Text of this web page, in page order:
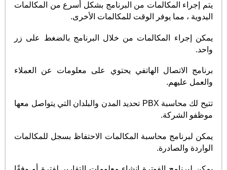
يتم إجراء المكالمات من البرنامج بشكل أسرع من المكالمات
اليدوية ، مما يوفر الوقت للمكالمات الأخرى.
يمكن إجراء المكالمات من خلال البرنامج بالضغط على زر
واحد.
برنامج الاتصال الهاتفي يحتوي على معلومات عن العملاء
والعمل عليهم.
تتيح لك محاسبة PBX تحديد المدن والبلدان التي يتواصل معها
موظفو الشركة.
يمكن لبرنامج محاسبة المكالمات الاحتفاظ بسجل للمكالمات
الواردة والصادرة.